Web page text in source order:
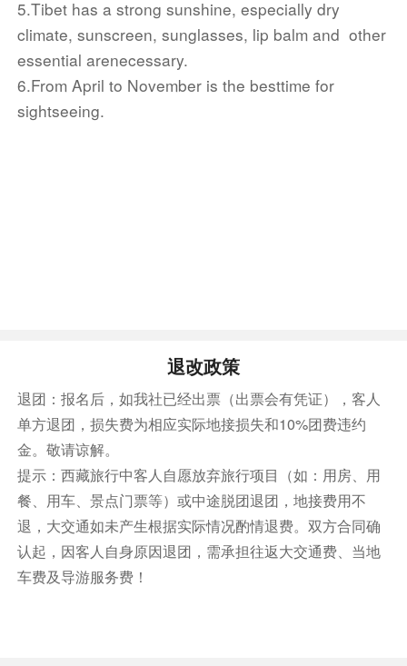
than a tourist attraction. Please note if encountering
important religious activities or important activities,
you can not visit the Jokhang Temple.
【色拉寺】 作为藏传佛教格鲁派6 大主寺之一，也同
时与哲蚌寺、甘丹寺合称为拉萨三大寺。寺内保存有
15:00开始。如遇寺庙临时举行法会等活动，或接待
特定人士时，可能会取消辩经活动，敬请谅解！！
【Sera Monastery】is held in the courtyard almost
every day between 3:00pm and 5:30pm.please note
that in case ofsome special monastery activities such
as the Dharma Meeting or the reception of ViPs, the
monk debates may becanceled that day. After our
visitto the monastery, feel free to stroll around the
streets of Lhasa as you absorb theatmosphere and
5.Tibet has a strong sunshine, especially dry
climate, sunscreen, sunglasses, lip balm and other
essential arenecessary.
6.From April to November is the besttime for
sightseeing.
退改政策
退团 ：报名后，如我社已经出票（出票会有凭证），客人
单方退团，损失费为相应实际地接损失和10%团费违约
金。敬请谅解。
提示：西藏旅行中客人自愿放弃旅行项目（如：用房、用
餐、用车、景点门票等）或中途脱团退团，地接费用不
退，大交通如未产生根据实际情况酌情退费。双方合同确
认起，因客人自身原因退团，需承担往返大交通费、当地
车费及导游服务费！